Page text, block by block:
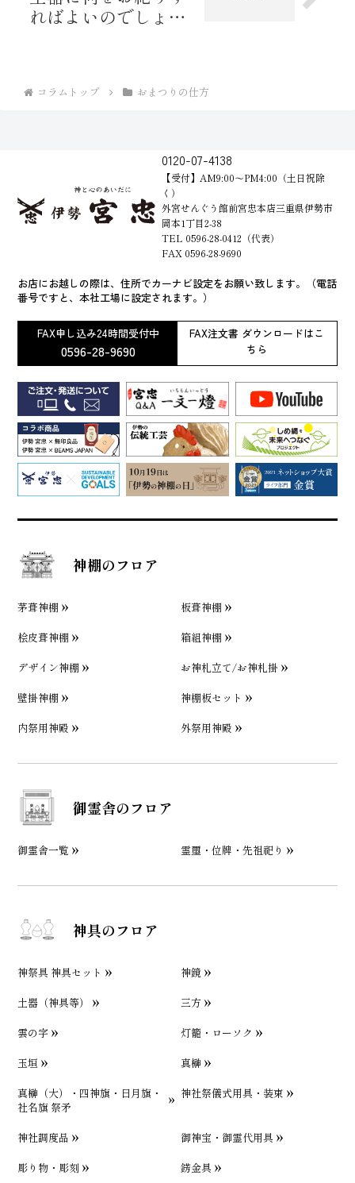
ればよいのでしょう
コラムトップ おまつりの仕方
0120-07-4138
【受付】AM9:00～PM4:00（土日祝除
く）
外宮せんぐう館前宮忠本店三重県伊勢市
岡本1丁目2-38
TEL 0596-28-0412（代表）
FAX 0596-28-9690
お店にお越しの際は、住所でカーナビ設定をお願い致します。（電話
番号ですと、本社工場に設定されます。）
FAX申し込み24時間受付中
0596-28-9690
FAX注文書 ダウンロードはこ
ちら
神棚のフロア
茅葺神棚
板葺神棚
桧皮葺神棚
箱組神棚
デザイン神棚
お神札立て/お神札掛
壁掛神棚
神棚板セット
内祭用神殿
外祭用神殿
御霊舎のフロア
御霊舎一覧 霊璽・位牌・先祖祀り
神具のフロア
神祭具 神具セット
神鏡
土器（神具等）
三方
雲の字
灯籠・ローソク
玉垣
真榊
真榊（大）・四神旗・日月旗・
社名旗 祭矛
神社祭儀式用具・装束
神社調度品
御神宝・御霊代用具
彫り物・彫刻
錺金具